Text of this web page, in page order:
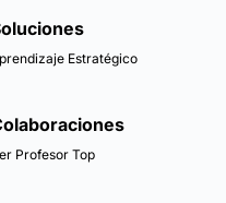
Estratégico
Profesor Top